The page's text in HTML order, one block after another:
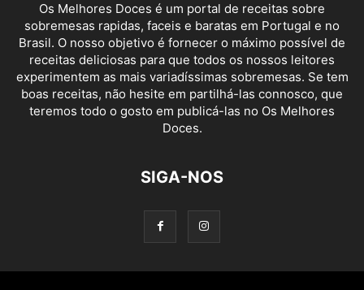
Os Melhores Doces é um portal de receitas sobre
sobremesas rapidas, faceis e baratas em Portugal e no
Brasil. O nosso objetivo é fornecer o máximo possível de
receitas deliciosas para que todos os nossos leitores
experimentem as mais variadíssimas sobremesas. Se tem
boas receitas, não hesite em partilhá-las connosco, que
teremos todo o gosto em publicá-las no Os Melhores
Doces.
SIGA-NOS